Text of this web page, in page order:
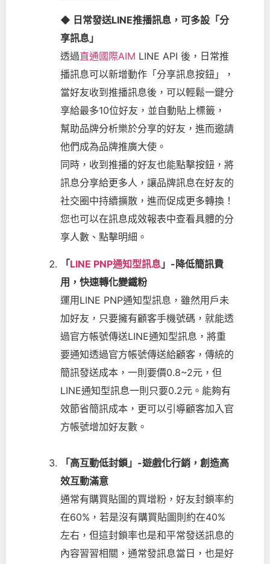
◆ 日常發送LINE推播訊息，可多設「分
享訊息」
透過直通國際AIM LINE API 後，日常推
播訊息可以新增動作「分享訊息按鈕」，
當好友收到推播訊息後，可以輕鬆一鍵分
享給最多10位好友，並自動貼上標籤，
幫助品牌分析樂於分享的好友，進而邀請
他們成為品牌推廣大使。
同時，收到推播的好友也能點擊按鈕，將
訊息分享給更多人，讓品牌訊息在好友的
社交圈中持續擴散，進而促成更多轉換！
您也可以在訊息成效報表中查看具體的分
享人數、點擊明細。
「LINE PNP通知型訊息 」-降低簡訊費
用，快速轉化變鐵粉
運用LINE PNP通知型訊息，雖然用戶未
加好友，只要擁有顧客手機號碼，就能透
過官方帳號傳送LINE通知型訊息，將重
要通知透過官方帳號傳送給顧客，傳統的
簡訊發送成本，一則要價0.8~2元，但
LINE通知型訊息一則只要0.2元。能夠有
效節省簡訊成本，更可以引導顧客加入官
方帳號增加好友數。
「高互動低封鎖」-遊戲化行銷，創造高
效互動滿意
通常有購買貼圖的買增粉，好友封鎖率約
在60%，若是沒有購買貼圖則約在40%
左右，但這封鎖率也是和平常發送訊息的
內容習習相關，通常發訊息當日，也是好